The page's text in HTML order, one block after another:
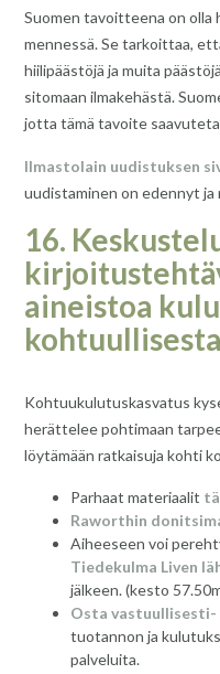
Suomen tavoitteena on olla
mennessä. Se tarkoittaa,
hiilipäästöjä ja muita
sitomaan ilmakehästä.
jotta tämä tavoite
Ilmastolain uudistuksen
uudistaminen on edennyt ja
16.
aineistoa
Kohtuukulutuskasvatus
herättelee pohtimaan
löytämään ratkaisuja kohti
Parhaat materiaalit
Raworthin
Aiheeseen voi
Tiedekulma Liven
jälkeen. (kesto
Osta vastuullisesti-
tuotannon ja
palveluita.